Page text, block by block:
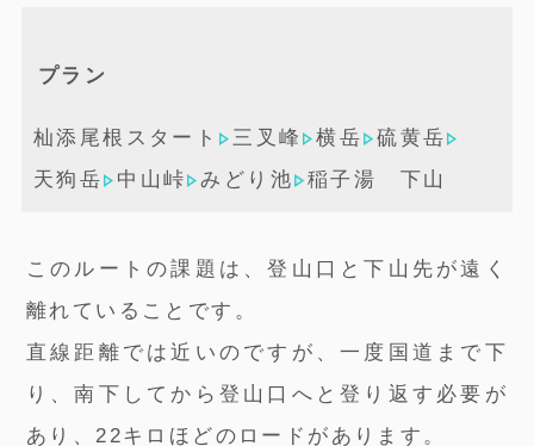
プラン
杣添尾根スタート 三叉峰 横岳
硫黄岳
天狗岳
中山峠 みどり池 稲子湯 下山
このルートの課題は、登山口と下山先が遠く
離れていることです。
直線距離では近いのですが、一度国道まで下
り、南下してから登山口へと登り返す必要が
あり、22キロほどのロードがあります。